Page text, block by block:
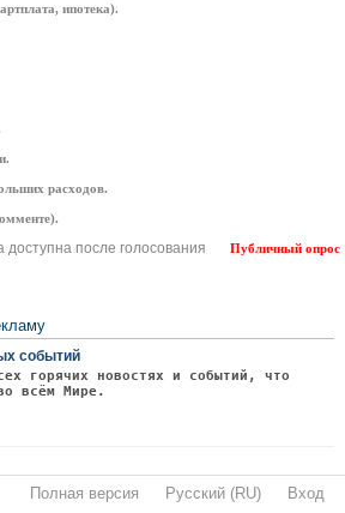
ипотека).
расходов.
доступна после голосования Публичный опрос
событий
горячих новостях и событий, что
всём Мире.
Полная версия Русский (RU) Вход